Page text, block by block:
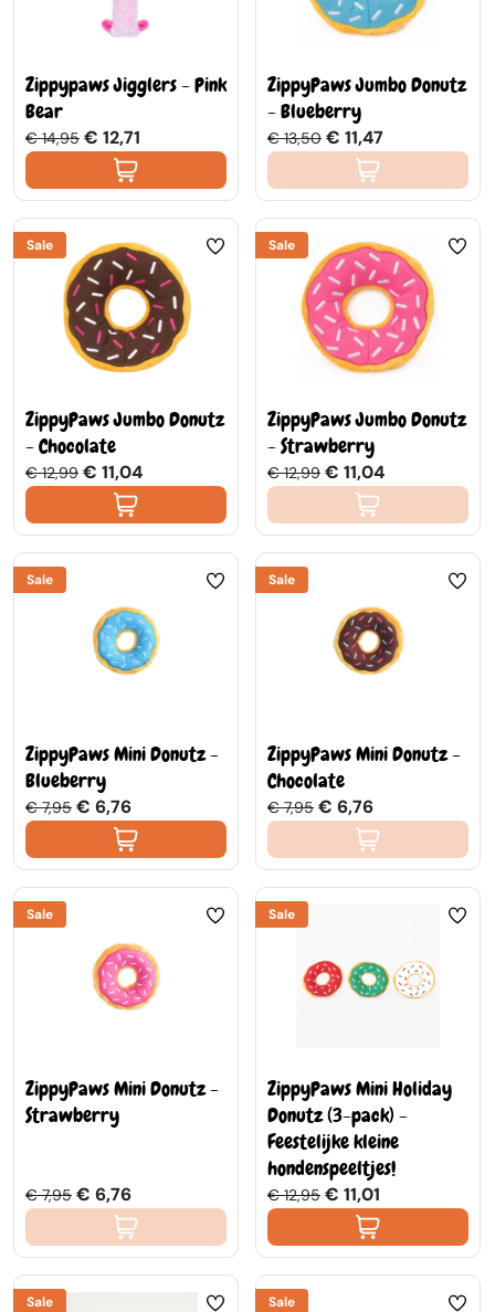
Zippypaws Jigglers - Pink
Bear
€ 14,95 € 12,71
ZippyPaws Jumbo Donutz
- Blueberry
€ 13,50 € 11,47
Sale
ZippyPaws Jumbo Donutz
- Chocolate
€ 12,99 € 11,04
Sale
ZippyPaws Jumbo Donutz
- Strawberry
€ 12,99 € 11,04
Sale
ZippyPaws Mini Donutz -
Blueberry
€ 7,95 € 6,76
Sale
ZippyPaws Mini Donutz -
Chocolate
€ 7,95 € 6,76
Sale
ZippyPaws Mini Donutz -
Strawberry
€ 7,95 € 6,76
Sale
ZippyPaws Mini Holiday
Donutz (3-pack) -
Feestelijke kleine
hondenspeeltjes!
€ 12,95 € 11,01
Sale Sale